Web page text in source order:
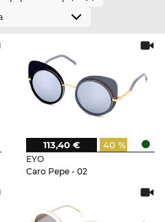
EYO
Caro Pepe - 02
40 %
113,40 €